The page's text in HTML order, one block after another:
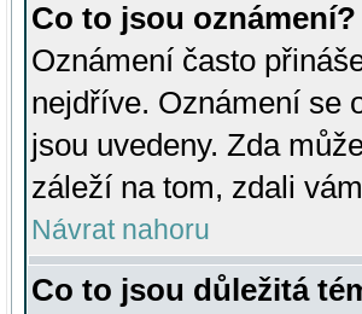
Co to jsou oznámení?
Oznámení často
nejdříve. Oznámení se
jsou uvedeny. Zda
záleží na tom, zdali
Návrat nahoru
Co to jsou důležitá